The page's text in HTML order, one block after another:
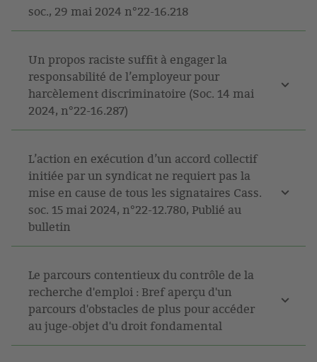
soc., 29 mai 2024 n°22-16.218
Un propos raciste suffit à engager la
responsabilité de l’employeur pour
harcèlement discriminatoire (Soc. 14 mai
2024, n°22-16.287)
L’action en exécution d’un accord collectif
initiée par un syndicat ne requiert pas la
mise en cause de tous les signataires Cass.
soc. 15 mai 2024, n°22-12.780, Publié au
bulletin
Le parcours contentieux du contrôle de la
recherche d'emploi : Bref aperçu d'un
parcours d'obstacles de plus pour accéder
au juge-objet d'u droit fondamental